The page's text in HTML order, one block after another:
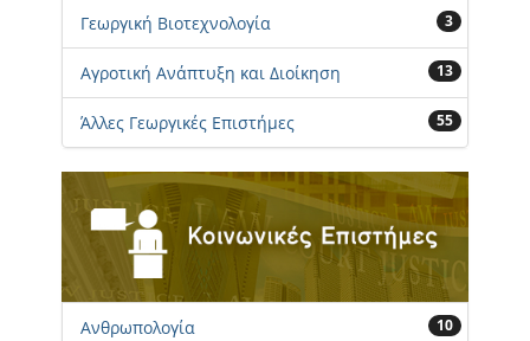
Γεωργική Βιοτεχνολογία 3
Αγροτική Ανάπτυξη και Διοίκηση 13
Άλλες Γεωργικές Επιστήμες 55
Ανθρωπολογία 10